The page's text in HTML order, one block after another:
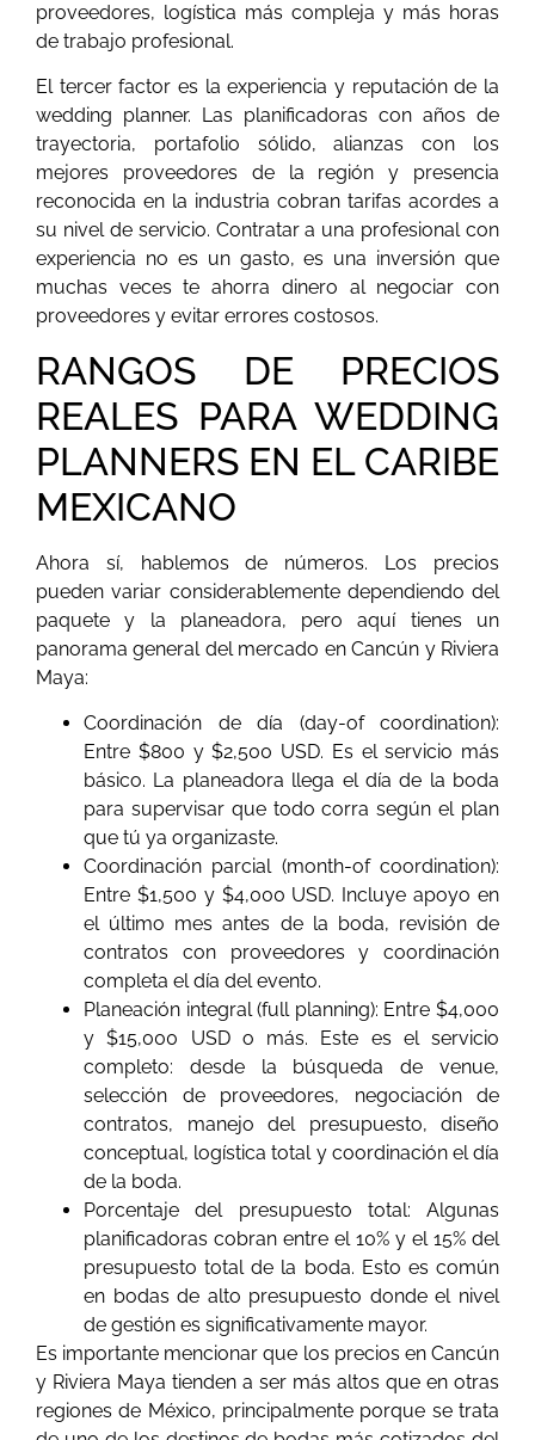
proveedores, logística más compleja y más horas
de trabajo profesional.
El tercer factor es la experiencia y reputación de la
wedding planner. Las planificadoras con años de
trayectoria, portafolio sólido, alianzas con los
mejores proveedores de la región y presencia
reconocida en la industria cobran tarifas acordes a
su nivel de servicio. Contratar a una profesional con
experiencia no es un gasto, es una inversión que
muchas veces te ahorra dinero al negociar con
proveedores y evitar errores costosos.
RANGOS DE PRECIOS
REALES PARA WEDDING
PLANNERS EN EL CARIBE
MEXICANO
Ahora sí, hablemos de números. Los precios
pueden variar considerablemente dependiendo del
paquete y la planeadora, pero aquí tienes un
panorama general del mercado en Cancún y Riviera
Maya:
Coordinación de día (day-of coordination):
Entre $800 y $2,500 USD. Es el servicio más
básico. La planeadora llega el día de la boda
para supervisar que todo corra según el plan
que tú ya organizaste.
Coordinación parcial (month-of coordination):
Entre $1,500 y $4,000 USD. Incluye apoyo en
el último mes antes de la boda, revisión de
contratos con proveedores y coordinación
completa el día del evento.
Planeación integral (full planning): Entre $4,000
y $15,000 USD o más. Este es el servicio
completo: desde la búsqueda de venue,
selección de proveedores, negociación de
contratos, manejo del presupuesto, diseño
conceptual, logística total y coordinación el día
de la boda.
Porcentaje del presupuesto total: Algunas
planificadoras cobran entre el 10% y el 15% del
presupuesto total de la boda. Esto es común
en bodas de alto presupuesto donde el nivel
de gestión es significativamente mayor.
Es importante mencionar que los precios en Cancún
y Riviera Maya tienden a ser más altos que en otras
regiones de México, principalmente porque se trata